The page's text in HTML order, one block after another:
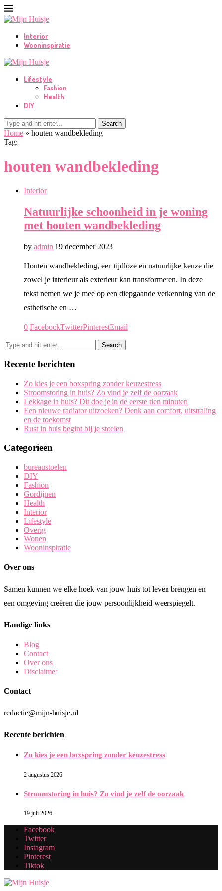
Interior
Wooninspiratie
Lifestyle
Fashion
Health
DIY
Search
Home » houten wandbekleding
Tag:
houten wandbekleding
Interior
Natuurlijke schoonheid in je woning
met houten wandbekleding
by admin 19 december 2023
Houten wandbekleding, een tijdloze en natuurlijke keuze die
zowel je interieur als exterieur kan transformeren. In deze
tekst nemen we je mee op een diepgaande verkenning van de
esthetische en …
0 FacebookTwitterPinterestEmail
Recente berichten
Zo kies je een boxspring zonder keuzestress
Stroomstoring in huis? Zo vind je zelf de oorzaak
Lekkage in huis? Dit doe je in de eerste tien minuten
Een nieuwe radiator uitzoeken? Denk aan comfort, uitstraling
en de toekomst
Rust in huis begint bij je stoelen
Categorieën
bureaustoelen
DIY
Fashion
Gordijnen
Health
Interior
Lifestyle
Overig
Wonen
Wooninspiratie
Over ons
Samen kunnen we elke hoek van jouw huis tot leven brengen en
een omgeving creëren die jouw persoonlijkheid weerspiegelt.
Handige links
Blog
Contact
Over ons
Disclaimer
Contact
redactie@mijn-huisje.nl
Recente berichten
Zo kies je een boxspring zonder keuzestress
2 augustus 2026
Stroomstoring in huis? Zo vind je zelf de oorzaak
19 juli 2026
Facebook
Twitter
Instagram
Pinterest
Tiktok